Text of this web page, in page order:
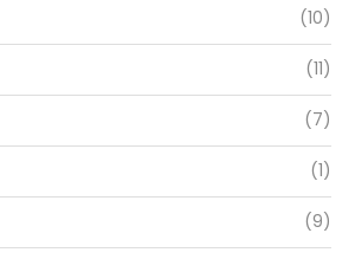
(10)
(11)
(7)
(1)
(9)